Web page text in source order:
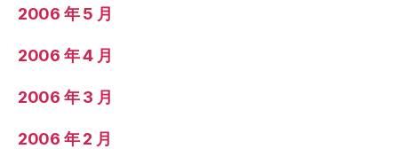
2006 年 5 月
2006 年 4 月
2006 年 3 月
2006 年 2 月